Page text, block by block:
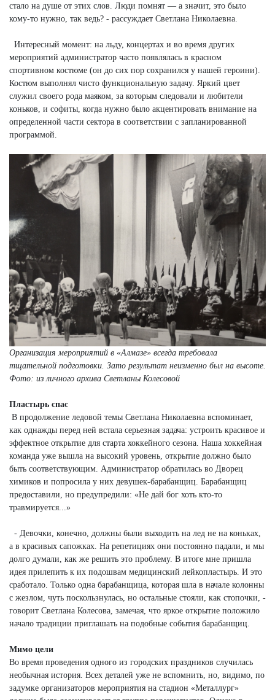
стало на душе от этих слов. Люди помнят — а значит, это было
кому-то нужно, так ведь? - рассуждает Светлана Николаевна.
Интересный момент: на льду, концертах и во время других
мероприятий администратор часто появлялась в красном
спортивном костюме (он до сих пор сохранился у нашей героини).
Костюм выполнял чисто функциональную задачу. Яркий цвет
служил своего рода маяком, за которым следовали и любители
коньков, и софиты, когда нужно было акцентировать внимание на
определенной части сектора в соответствии с запланированной
программой.
Организация мероприятий в «Алмазе» всегда требовала
тщательной подготовки. Зато результат неизменно был на высоте.
Фото: из личного архива Светланы Колесовой
Пластырь спас
В продолжение ледовой темы Светлана Николаевна вспоминает,
как однажды перед ней встала серьезная задача: устроить красивое и
эффектное открытие для старта хоккейного сезона. Наша хоккейная
команда уже вышла на высокий уровень, открытие должно было
быть соответствующим. Администратор обратилась во Дворец
химиков и попросила у них девушек-барабанщиц. Барабанщиц
предоставили, но предупредили: «Не дай бог хоть кто-то
травмируется...»
- Девочки, конечно, должны были выходить на лед не на коньках,
а в красивых сапожках. На репетициях они постоянно падали, и мы
долго думали, как же решить это проблему. В итоге мне пришла
идея прилепить к их подошвам медицинский лейкопластырь. И это
сработало. Только одна барабанщица, которая шла в начале колонны
с жезлом, чуть поскользнулась, но остальные стояли, как стопочки, -
говорит Светлана Колесова, замечая, что яркое открытие положило
начало традиции приглашать на подобные события барабанщиц.
Мимо цели
Во время проведения одного из городских праздников случилась
необычная история. Всех деталей уже не вспомнить, но, видимо, по
задумке организаторов мероприятия на стадион «Металлург»